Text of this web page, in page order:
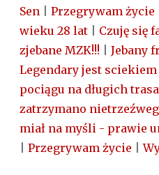
Sen
Przegrywam życie
wieku 28 lat
Czuję się
zjebane MZK!!!
Jebany
Legendary jest sciekiem
pociągu na długich
zatrzymano
miał na myśli - prawie
Przegrywam życie |